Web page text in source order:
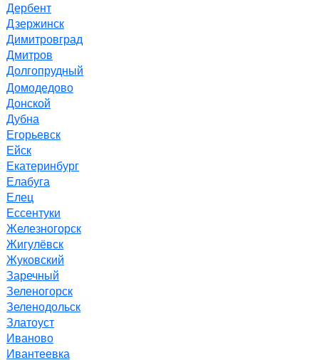
Дербент
Дзержинск
Димитровград
Дмитров
Долгопрудный
Домодедово
Донской
Дубна
Егорьевск
Ейск
Екатеринбург
Елабуга
Елец
Ессентуки
Железногорск
Жигулёвск
Жуковский
Заречный
Зеленогорск
Зеленодольск
Златоуст
Иваново
Ивантеевка